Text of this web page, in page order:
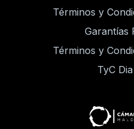
Términos y
Garantías
Términos y
TyC